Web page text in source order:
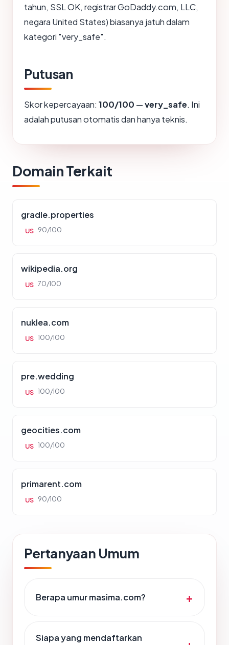
tahun, SSL OK, registrar GoDaddy.com, LLC,
negara United States) biasanya jatuh dalam
kategori "very_safe".
Putusan
Skor kepercayaan: 100/100 —very_safe. Ini
adalah putusan otomatis dan hanya teknis.
Domain Terkait
gradle.properties
US 90/100
wikipedia.org
US 70/100
nuklea.com
US 100/100
pre.wedding
US 100/100
geocities.com
US 100/100
primarent.com
US 90/100
Pertanyaan Umum
Berapa umur masima.com?
Siapa yang mendaftarkan